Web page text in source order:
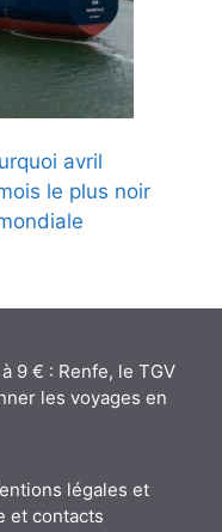
avril
le plus noir
9 € : Renfe, le TGV
les voyages en
légales et
et contacts